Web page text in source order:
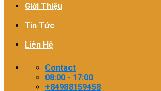
Giới Thiệu
Tin Tức
Liên Hệ
Contact
08:00 - 17:00
+84988159458